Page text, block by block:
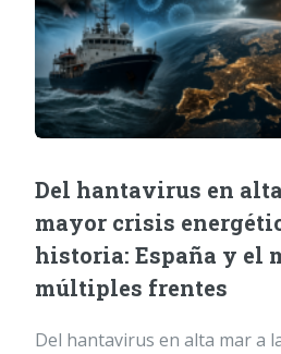
Del hantavirus en
mayor crisis
historia: España y el
múltiples frentes
Del hantavirus en alta mar a